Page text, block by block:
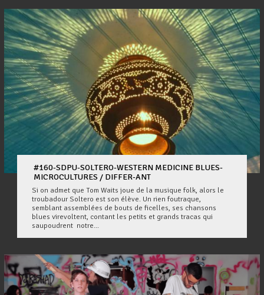
#160-SDPU-SOLTERO-WESTERN MEDICINE BLUES-
MICROCULTURES / DIFFER-ANT
Si on admet que Tom Waits joue de la musique folk, alors le
troubadour Soltero est son élève. Un rien foutraque,
semblant assemblées de bouts de ficelles, ses chansons
blues virevoltent, contant les petits et grands tracas qui
saupoudrent notre...